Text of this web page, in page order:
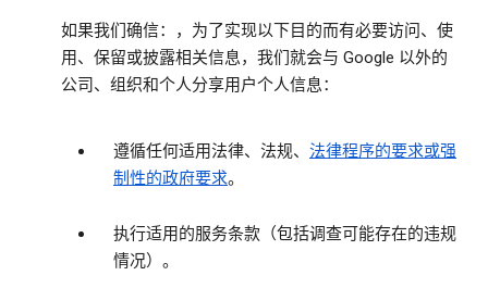
如果我们确信：，为了实现以下目的而有必要访问、使
用、保留或披露相关信息，我们就会与 Google 以外的
公司、组织和个人分享用户个人信息：
遵循任何适用法律、法规、 法律程序的要求或强
制性的政府要求。
执行适用的服务条款（包括调查可能存在的违规
情况）。